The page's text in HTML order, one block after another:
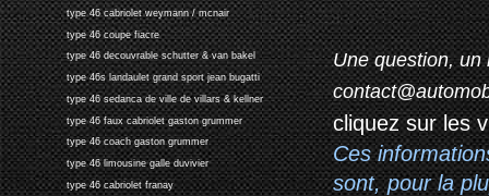
type 46 cabriolet weymann / mcnair
type 46 coupe fiacre
type 46 decouvrable schutter & van bakel
type 46s landaulet grand sport jean bugatti
type 46 sedanca de ville de villars & kellner
type 46 faux cabriolet gaston grummer
type 46 coach gaston grummer
type 46 limousine galle duvivier
type 46 cabriolet franay
Une question, un
cliquez sur les
Ces
sont, pour la